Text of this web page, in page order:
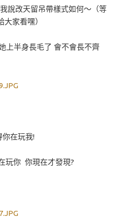
說改天留吊帶樣式如何～（等
家看嘿）
上半身長毛了 會不會長不齊
你在玩我!
玩你 你現在才發現?